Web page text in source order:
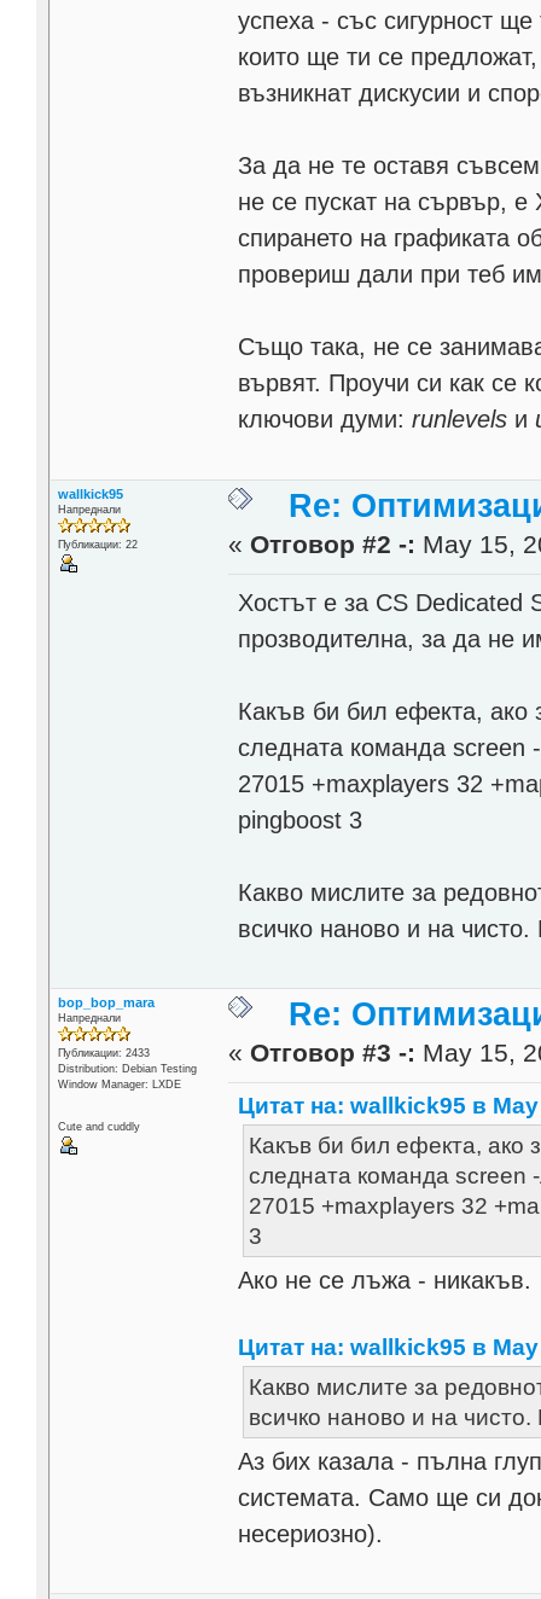
успеха - със сигурност
които ще ти се
възникнат дискусии и
За да не те оставя
не се пускат на сървър,
спирането на графиката
провериш дали при теб
Също така, не се
вървят. Проучи си как се
ключови думи:runlevels и
wallkick95
Напреднали
Публикации: 22
Re:
« Отговор #2 -: May 15,
Хостът е за CS Dedicated
прозводителна, за да не
Какъв би бил ефекта, ако
следната команда screen
27015 +maxplayers 32
pingboost 3
Какво мислите за
всичко наново и на чисто.
bop_bop_mara
Напреднали
Публикации: 2433
Distribution: Debian Testing
Window Manager: LXDE
Cute and cuddly
Re:
« Отговор #3 -: May 15,
Цитат на: wallkick95 в
Какъв би бил ефекта, ако
следната команда screen
27015 +maxplayers 32
3
Ако не се лъжа - никакъв.
Цитат на: wallkick95 в
Какво мислите за
всичко наново и на
Аз бих казала - пълна
системата. Само ще си
несериозно).